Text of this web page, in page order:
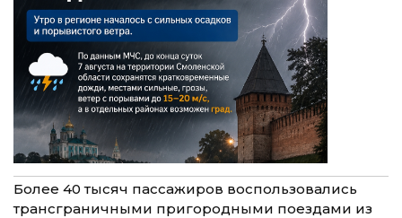
Более 40 тысяч пассажиров воспользовались
трансграничными пригородными поездами из